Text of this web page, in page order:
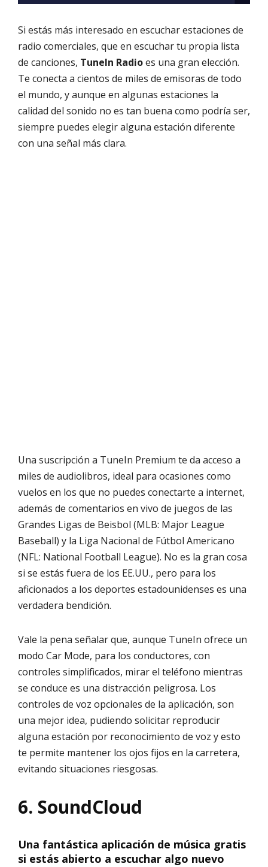
Si estás más interesado en escuchar estaciones de
radio comerciales, que en escuchar tu propia lista
de canciones, TuneIn Radioes una gran elección.
Te conecta a cientos de miles de emisoras de todo
el mundo, y aunque en algunas estaciones la
calidad del sonido no es tan buena como podría ser,
siempre puedes elegir alguna estación diferente
con una señal más clara.
Una suscripción a TuneIn Premium te da acceso a
miles de audiolibros, ideal para ocasiones como
vuelos en los que no puedes conectarte a internet,
además de comentarios en vivo de juegos de las
Grandes Ligas de Beisbol (MLB: Major League
Baseball) y la Liga Nacional de Fútbol Americano
(NFL: National Football League). No es la gran cosa
si se estás fuera de los EE.UU., pero para los
aficionados a los deportes estadounidenses es una
verdadera bendición.
Vale la pena señalar que, aunque TuneIn ofrece un
modo Car Mode, para los conductores, con
controles simplificados, mirar el teléfono mientras
se conduce es una distracción peligrosa. Los
controles de voz opcionales de la aplicación, son
una mejor idea, pudiendo solicitar reproducir
alguna estación por reconocimiento de voz y esto
te permite mantener los ojos fijos en la carretera,
evitando situaciones riesgosas.
6. SoundCloud
Una fantástica aplicación de música gratis
si estás abierto a escuchar algo nuevo